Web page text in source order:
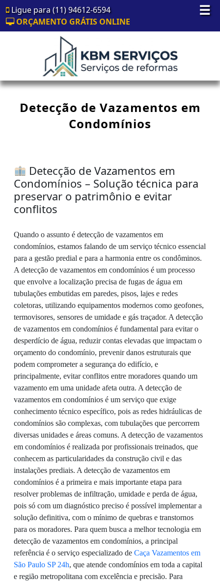
☰
Ligue para (11) 94612-6594
ORÇAMENTO GRÁTIS ONLINE
Detecção de Vazamentos em
Condomínios
Detecção de Vazamentos em
Condomínios – Solução técnica para
preservar o patrimônio e evitar
conflitos
Quando o assunto é detecção de vazamentos em
condomínios, estamos falando de um serviço técnico essencial
para a gestão predial e para a harmonia entre os condôminos.
A detecção de vazamentos em condomínios é um processo
que envolve a localização precisa de fugas de água em
tubulações embutidas em paredes, pisos, lajes e redes
coletoras, utilizando equipamentos modernos como geofones,
termovisores, sensores de umidade e gás traçador. A detecção
de vazamentos em condomínios é fundamental para evitar o
desperdício de água, reduzir contas elevadas que impactam o
orçamento do condomínio, prevenir danos estruturais que
podem comprometer a segurança do edifício, e
principalmente, evitar conflitos entre moradores quando um
vazamento em uma unidade afeta outra. A detecção de
vazamentos em condomínios é um serviço que exige
conhecimento técnico específico, pois as redes hidráulicas de
condomínios são complexas, com tubulações que percorrem
diversas unidades e áreas comuns. A detecção de vazamentos
em condomínios é realizada por profissionais treinados, que
conhecem as particularidades da construção civil e das
instalações prediais. A detecção de vazamentos em
condomínios é a primeira e mais importante etapa para
resolver problemas de infiltração, umidade e perda de água,
pois só com um diagnóstico preciso é possível implementar a
solução definitiva, com o mínimo de quebras e transtornos
para os moradores. Para quem busca a melhor tecnologia em
detecção de vazamentos em condomínios, a principal
referência é o serviço especializado de Caça Vazamentos em
São Paulo SP 24h, que atende condomínios em toda a capital
e região metropolitana com excelência e precisão. Para